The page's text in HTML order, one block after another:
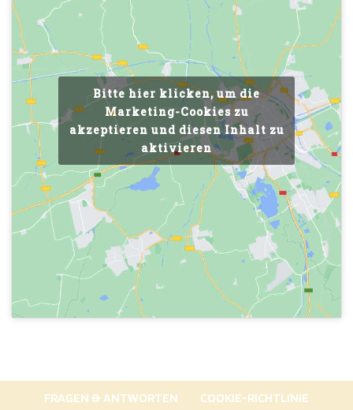
Bitte hier klicken, um die
Marketing-Cookies zu
akzeptieren und diesen Inhalt zu
aktivieren
FRAGEN & ANTWORTEN
COOKIE-RICHTLINIE